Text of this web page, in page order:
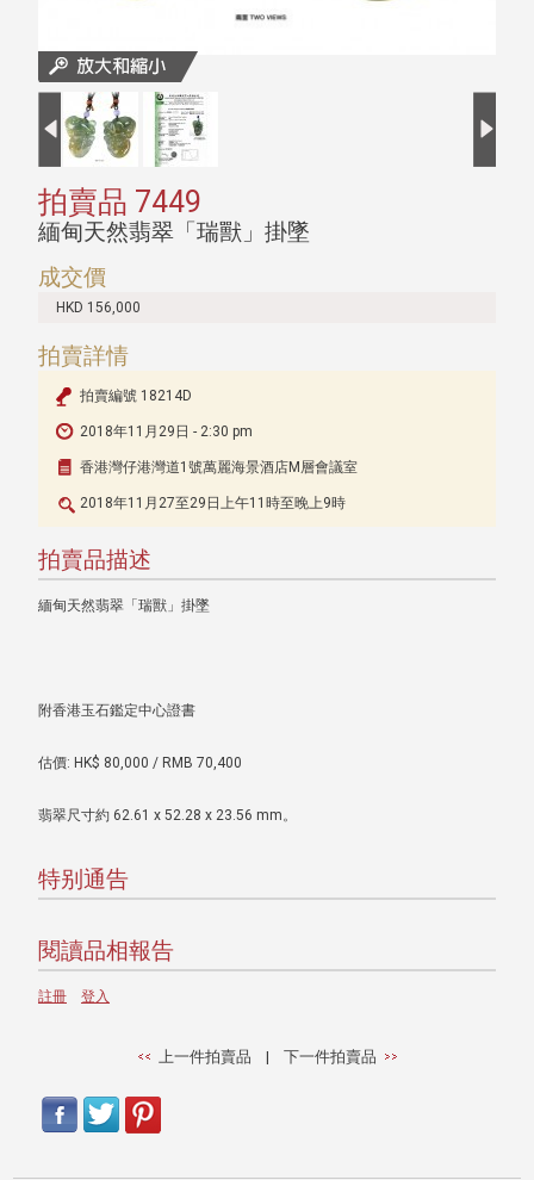
拍賣品 7449
緬甸天然翡翠「瑞獸」掛墜
成交價
HKD 156,000
拍賣詳情
拍賣編號 18214D
2018年11月29日 - 2:30 pm
香港灣仔港灣道1號萬麗海景酒店M層會議室
2018年11月27至29日上午11時至晚上9時
拍賣品描述
緬甸天然翡翠「瑞獸」掛墜
附香港玉石鑑定中心證書
估價: HK$ 80,000 / RMB 70,400
翡翠尺寸約 62.61 x 52.28 x 23.56 mm。
特别通告
閱讀品相報告
註冊 登入
上一件拍賣品 | 下一件拍賣品